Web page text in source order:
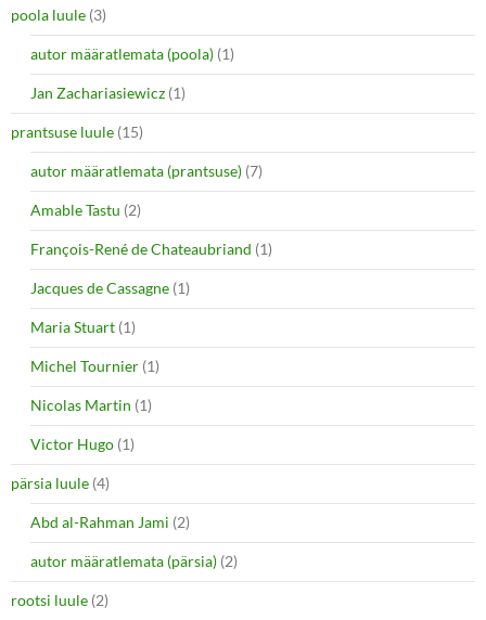
poola luule (3)
autor määratlemata (poola) (1)
Jan Zachariasiewicz (1)
prantsuse luule (15)
autor määratlemata (prantsuse) (7)
Amable Tastu (2)
François-René de Chateaubriand (1)
Jacques de Cassagne (1)
Maria Stuart (1)
Michel Tournier (1)
Nicolas Martin (1)
Victor Hugo (1)
pärsia luule (4)
Abd al-Rahman Jami (2)
autor määratlemata (pärsia) (2)
rootsi luule (2)